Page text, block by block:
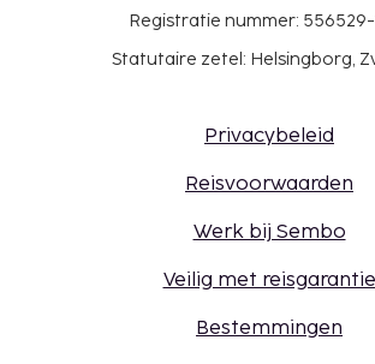
Registratie nummer: 556529-
Statutaire zetel: Helsingborg,
Privacybeleid
Reisvoorwaarden
Werk bij Sembo
Veilig met reisgarantie
Bestemmingen